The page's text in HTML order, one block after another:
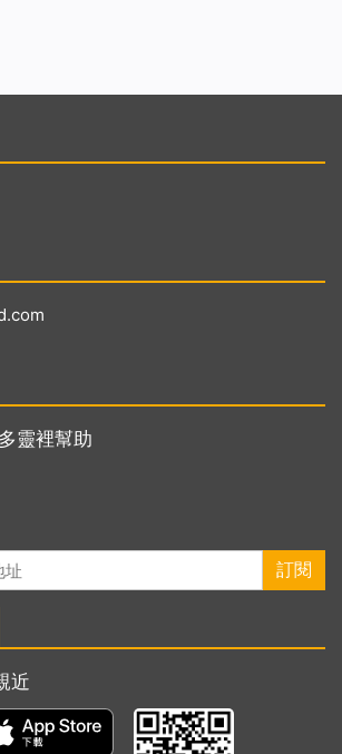
肉體、摧殘身心，並且打死白死等
了慘絕人寰的抓捕迫害，致使多人
劣行徑令人髮指。現有據可查被迫
男，43歲），於1997年4月30日凌
密抓捕，並殘害致死，5月10日其
死後的謝永江全身烏紫，血跡斑
年3月26日在給教會採購物品時
第三天就被毆打致死；河南省平輿
桂枝（化名：劉暢，女，46歲，時
帶領），於2013年元月4日在河南
姜桂枝被警察折磨致死……除此之
的基督徒被中共警察抓捕入獄，有
使精神分裂；有的被酷刑致殘，生
被勞教監禁，剝奪人權自由；有的
共政府監控，毫無人身自由。據粗
至2013年短短兩年間，中國大陸
刑拘的神選民就多達380,380人，
扣上各種罪名非法罰款或勒索，罰
靈裡幫助
近